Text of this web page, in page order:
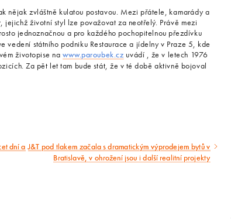
nějak zvláštně kulatou postavou. Mezi přátele, kamarády a
jejichž životní styl lze považovat za neotřelý. Právě mezi
jednoznačnou a pro každého pochopitelnou přezdívku
vedení státního podniku Restaurace a jídelny v Praze 5, kde
životopise na www.paroubek.czuvádí , že v letech 1976
Za pět let tam bude stát, že v té době aktivně bojoval
dní a Následující
J&T pod tlakem začala s dramatickým výprodejem bytů v
Bratislavě, v ohrožení jsou i další realitní projekty